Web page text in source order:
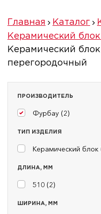
Главная Каталог
Керамический
Керамический
перегородочный
ПРОИЗВОДИТЕЛЬ
Фурбау (2)
ТИП ИЗДЕЛИЯ
Керамический блок
ДЛИНА, ММ
510 (2)
ШИРИНА, ММ